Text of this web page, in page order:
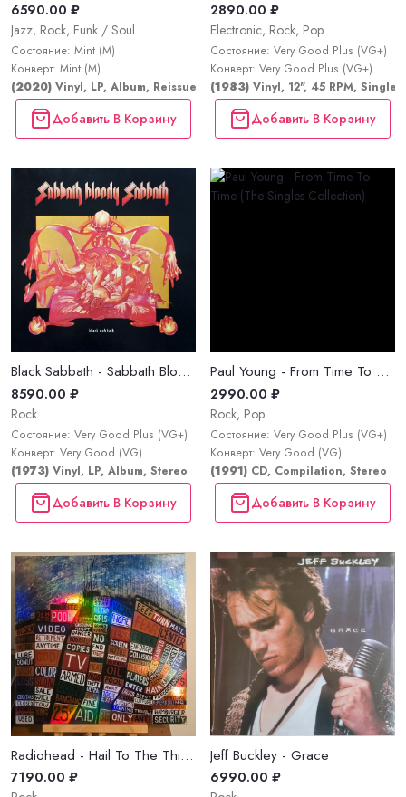
6590.00 ₽
Jazz, Rock, Funk / Soul
Состояние: Mint (M)
Конверт: Mint (M)
(2020) Vinyl, LP, Album, Reissue
Добавить В Корзину
2890.00 ₽
Electronic, Rock, Pop
Состояние: Very Good Plus (VG+)
Конверт: Very Good Plus (VG+)
(1983) Vinyl, 12", 45 RPM, Single
Добавить В Корзину
Black Sabbath - Sabbath Bloody Sabbath
8590.00 ₽
Rock
Состояние: Very Good Plus (VG+)
Конверт: Very Good (VG)
(1973) Vinyl, LP, Album, Stereo
Добавить В Корзину
Paul Young - From Time To Time (The Singles Collection)
2990.00 ₽
Rock, Pop
Состояние: Very Good Plus (VG+)
Конверт: Very Good (VG)
(1991) CD, Compilation, Stereo
Добавить В Корзину
Radiohead - Hail To The Thief (Live Recordings 2003-2009)
7190.00 ₽
Jeff Buckley - Grace
6990.00 ₽